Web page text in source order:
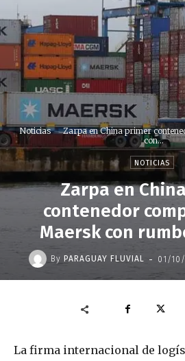
Noticias
Zarpa en China primer
con...
NOTICIAS
Zarpa en
contenedor
Maersk con
By PARAGUAY FLUVIAL - 01/
La firma internacional de